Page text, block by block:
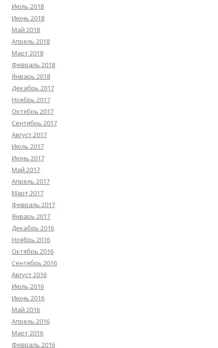
Июль 2018
Июнь 2018
Май 2018
Апрель 2018
Март 2018
Февраль 2018
Январь 2018
Декабрь 2017
Ноябрь 2017
Октябрь 2017
Сентябрь 2017
Август 2017
Июль 2017
Июнь 2017
Май 2017
Апрель 2017
Март 2017
Февраль 2017
Январь 2017
Декабрь 2016
Ноябрь 2016
Октябрь 2016
Сентябрь 2016
Август 2016
Июль 2016
Июнь 2016
Май 2016
Апрель 2016
Март 2016
Февраль 2016